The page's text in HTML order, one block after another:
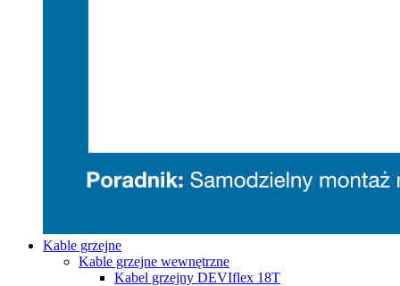
Kable grzejne
Kable grzejne wewnętrzne
Kabel grzejny DEVIflex 18T